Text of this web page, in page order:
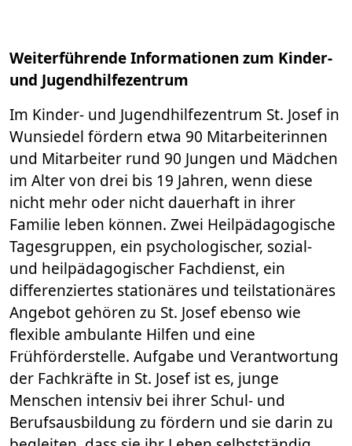
Weiterführende Informationen zum Kinder-
und Jugendhilfezentrum
Im Kinder- und Jugendhilfezentrum St. Josef in
Wunsiedel fördern etwa 90 Mitarbeiterinnen
und Mitarbeiter rund 90 Jungen und Mädchen
im Alter von drei bis 19 Jahren, wenn diese
nicht mehr oder nicht dauerhaft in ihrer
Familie leben können. Zwei Heilpädagogische
Tagesgruppen, ein psychologischer, sozial-
und heilpädagogischer Fachdienst, ein
differenziertes stationäres und teilstationäres
Angebot gehören zu St. Josef ebenso wie
flexible ambulante Hilfen und eine
Frühförderstelle. Aufgabe und Verantwortung
der Fachkräfte in St. Josef ist es, junge
Menschen intensiv bei ihrer Schul- und
Berufsausbildung zu fördern und sie darin zu